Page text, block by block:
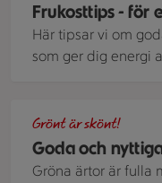
Frukosttips - för
Här tipsar vi om
som ger dig energi
Goda och
Grönt är skönt!
Gröna ärtor är fulla